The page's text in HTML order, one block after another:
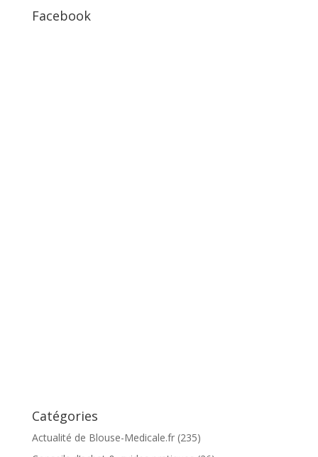
Facebook
Catégories
Actualité de Blouse-Medicale.fr(235)